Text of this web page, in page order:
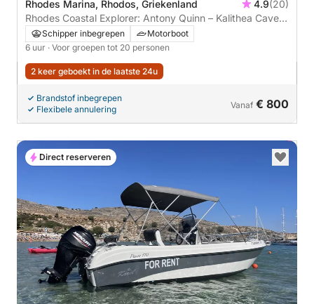
Rhodes Marina, Rhodos, Griekenland 4.9(20)
Rhodes Coastal Explorer: Antony Quinn – Kalithea Caves
– Kalami Beach (6 uur avontuur)
Schipper inbegrepen
Motorboot
6 uur · Voor groepen tot 20 personen
2 keer geboekt in de laatste 24u
Brandstof inbegrepen
Flexibele annulering
Vanaf € 800
Direct reserveren